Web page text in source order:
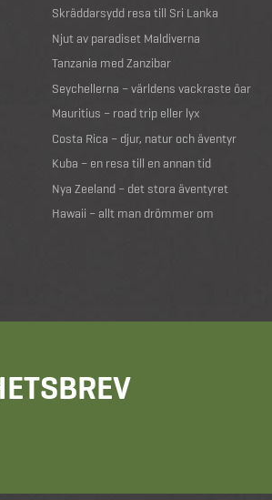
Skräddarsydd resa till Sri Lanka
Njut av paradiset Maldiverna
Tanzania med Zanzibar
Seychellerna – världens vackraste öar
Mauritius – road trip eller lyx
Costa Rica – djur, natur och äventyr
Kuba – en resa till en annan tid
Nya Zeeland – det stora äventyret
Hawaii – allt man drömmer om